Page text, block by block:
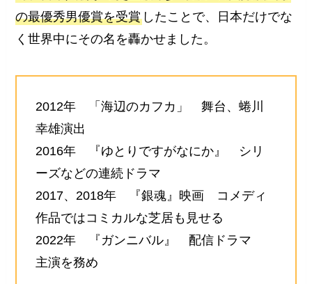
の最優秀男優賞を受賞 したことで、日本だけでな
く世界中にその名を轟かせました。
2012年 「海辺のカフカ」 舞台、蜷川
幸雄演出
2016年 『ゆとりですがなにか』 シリ
ーズなどの連続ドラマ
2017、2018年 『銀魂』映画 コメディ
作品ではコミカルな芝居も見せる
2022年 『ガンニバル』 配信ドラマ
主演を務め